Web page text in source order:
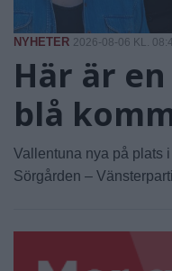
NYHETER 2026-08-06 KL.
Här är
blå
Vallentuna nya på plats
Sörgården –